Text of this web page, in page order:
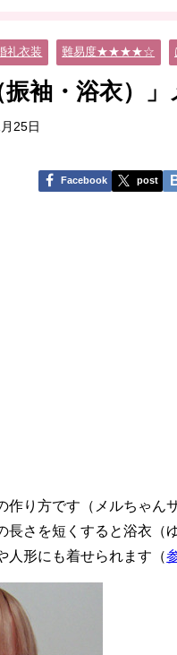
礼衣装 難易度★★★★☆
袖・浴衣）
25日
Facebook post
作り方です（メルちゃん
長さを短くすると浴衣
人形にも着せられます（